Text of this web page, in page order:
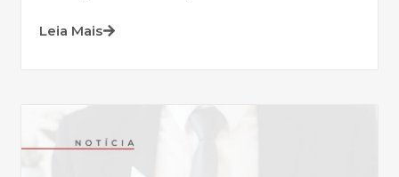
Leia Mais